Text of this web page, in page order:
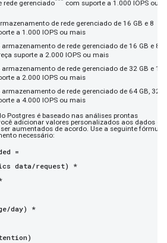
rede gerenciado
com suporte a 1.000 IOPS ou
de rede gerenciado de 16 GB e 8
a 1.000 IOPS ou mais
de rede gerenciado de 16 GB e 8
suporte a 2.000 IOPS ou mais
de rede gerenciado de 32 GB e 16
a 2.000 IOPS ou mais
de rede gerenciado de 64 GB, 32
a 4.000 IOPS ou mais
Postgres é baseado nas análises prontas
adicionar valores personalizados aos dados do
aumentados de acordo. Use a seguinte fórmula
necessário:
=
data/request) *
day) *